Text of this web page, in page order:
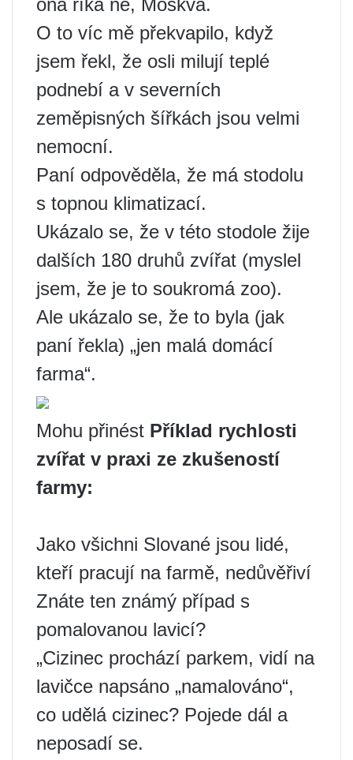
ona říká ne, Moskva.
O to víc mě překvapilo, když
jsem řekl, že osli milují teplé
podnebí a v severních
zeměpisných šířkách jsou velmi
nemocní.
Paní odpověděla, že má stodolu
s topnou klimatizací.
Ukázalo se, že v této stodole žije
dalších 180 druhů zvířat (myslel
jsem, že je to soukromá zoo).
Ale ukázalo se, že to byla (jak
paní řekla) „jen malá domácí
farma“.
Mohu přinést Příklad rychlosti
zvířat v praxi ze zkušeností
farmy:
Jako všichni Slované jsou lidé,
kteří pracují na farmě, nedůvěřiví
Znáte ten známý případ s
pomalovanou lavicí?
„Cizinec prochází parkem, vidí na
lavičce napsáno „namalováno“,
co udělá cizinec? Pojede dál a
neposadí se.